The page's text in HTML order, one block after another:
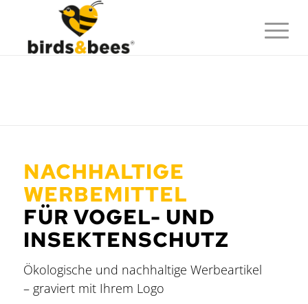
NACHHALTIGE
WERBEMITTEL
FÜR VOGEL- UND
INSEKTENSCHUTZ
Ökologische und nachhaltige Werbeartikel
– graviert mit Ihrem Logo